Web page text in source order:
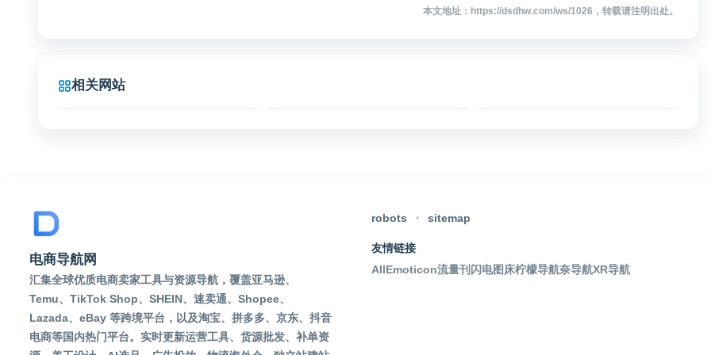
本文地址：https://dsdhw.com/ws/1026，转载请注明出处。
相关网站
号管理等运营辅助
功能，适合新媒体
编辑、企业运营和
自媒体团队用于提
互动管理、数据中
心等功能，帮助创
品数据、管理发布
内容、处理粉丝互
踪、素材获取和数
电商导航网
汇集全球优质电商卖家工具与资源导航，覆盖亚马逊、
Temu、TikTok Shop、SHEIN、速卖通、Shopee、
Lazada、eBay 等跨境平台，以及淘宝、拼多多、京东、抖音
电商等国内热门平台。实时更新运营工具、货源批发、补单资
robots sitemap
友情链接
AllEmoticon流量刊 闪电图床柠檬导航奈导航XR导航